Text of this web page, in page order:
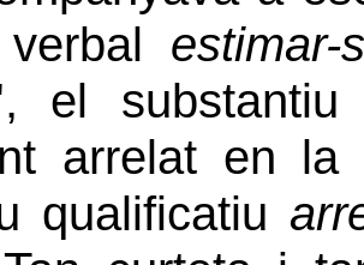
el
arrelat en
qualificatiu